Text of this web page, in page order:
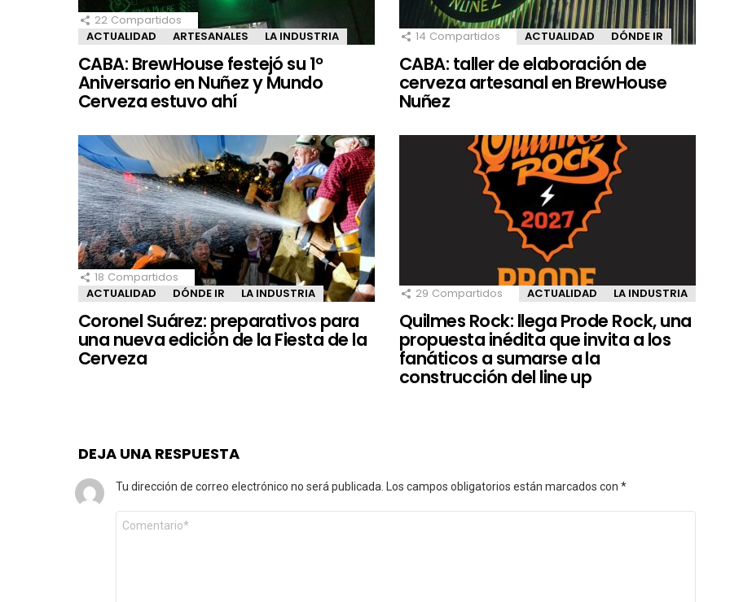
22 Compartidos
ACTUALIDAD
ARTESANALES LA INDUSTRIA
CABA: BrewHouse festejó su 1°
Aniversario en Nuñez y Mundo
Cerveza estuvo ahí
14 Compartidos ACTUALIDAD DÓNDE IR
CABA: taller de elaboración de
cerveza artesanal en BrewHouse
Nuñez
18 Compartidos
ACTUALIDAD
DÓNDE IR LA INDUSTRIA
Coronel Suárez: preparativos para
una nueva edición de la Fiesta de la
Cerveza
29 Compartidos ACTUALIDAD LA INDUSTRIA
Quilmes Rock: llega Prode Rock, una
propuesta inédita que invita a los
fanáticos a sumarse a la
construcción del line up
DEJA UNA RESPUESTA
Tu dirección de correo electrónico no será publicada. Los campos obligatorios están marcados con *
Comentario